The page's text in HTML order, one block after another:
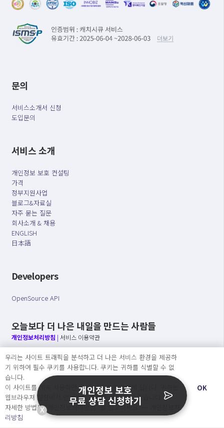
문의
서비스소개서 신청
도입문의
서비스 소개
개인정보 보호 컨설팅
가격
정부지원사업
블로그&자료실
자주 묻는 질문
회사소개 & 채용
ENGLISH
日本語
Developers
OpenSource API
오늘보다 더 나은 내일을 만드는 사람들
개인정보처리방침 | 서비스 이용약관
○ 개인정보보호 컴플라이언스를 선도하겠습니다.
○ 정보주체의 권리를 보장하겠습니다.
○ 기업의 개인정보보호를 위한 효율적 관리를 보장하겠습니다.
Copyright Ⓒ
우리는 사이트 트래픽을 분석하고 더 나은 서비스 환경을 제공하
기 위하여 필수 쿠키를 사용합니다. 쿠키는 귀하를 식별할 수 없
습니다.
이 사이트를 계속 사용하면 쿠키 사용에 동의하게 됩니다. 귀하는
웹브라우져 설정에서 언제든지 쿠키를 삭제 할 수있습니다.
자세한 방법은 “개인정보처리방침” 을 참고하세요. →
리방침
OK
X
개인정보 보호
무료 상담 신청하기